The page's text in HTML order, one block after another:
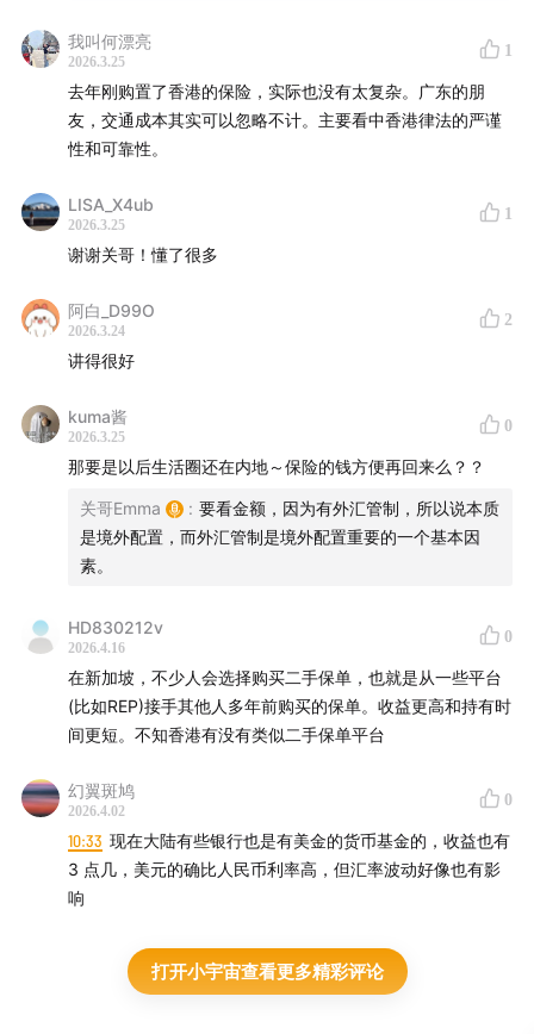
我叫何漂亮
2026.3.25
1
去年刚购置了香港的保险，实际也没有太复杂。广东的朋
友，交通成本其实可以忽略不计。主要看中香港律法的严谨
性和可靠性。
LISA_X4ub
2026.3.25
1
谢谢关哥！懂了很多
阿白_D99O
2026.3.24
2
讲得很好
kuma酱
2026.3.25
0
那要是以后生活圈还在内地～保险的钱方便再回来么？？
关哥Emma : 要看金额，因为有外汇管制，所以说本质
是境外配置，而外汇管制是境外配置重要的一个基本因
素。
HD830212v
2026.4.16
0
在新加坡，不少人会选择购买二手保单，也就是从一些平台
(比如REP)接手其他人多年前购买的保单。收益更高和持有时
间更短。不知香港有没有类似二手保单平台
幻翼斑鸠
2026.4.02
0
10:33 现在大陆有些银行也是有美金的货币基金的，收益也有
3 点几，美元的确比人民币利率高，但汇率波动好像也有影
响
打开小宇宙查看更多精彩评论